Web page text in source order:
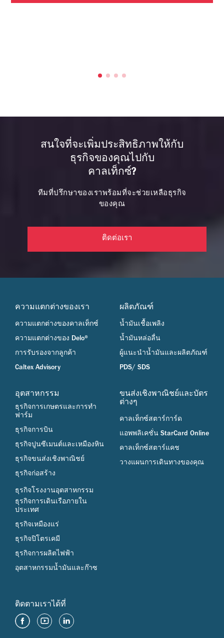
สนใจที่จะเพิ่มประสิทธิภาพให้กับ
ธุรกิจของคุณไปกับ
คาลเท็กซ์?
ทีมที่ปรึกษาของเราพร้อมที่จะช่วยเหลือธุรกิจ
ของคุณ
ติดต่อเรา
ความแตกต่างของเรา
ความแตกต่างของคาลเท็กซ์
ความแตกต่างของ Delo®
การรับรองจากลูกค้า
Caltex Advisory
อุตสาหกรรม
ธุรกิจการเกษตรและการทำ
ฟาร์ม
ธุรกิจการบิน
ธุรกิจปูนซีเมนต์และเหมืองหิน
ธุรกิจขนส่งเชิงพาณิชย์
ธุรกิจก่อสร้าง
ธุรกิจโรงงานอุตสาหกรรม
ธุรกิจการเดินเรือภายใน
ประเทศ
ธุรกิจเหมืองแร่
ธุรกิจปิโตรเคมี
ธุรกิจการผลิตไฟฟ้า
อุตสาหกรรมน้ำมันและก๊าซ
ผลิตภัณฑ์
น้ำมันเชื้อเพลิง
น้ำมันหล่อลื่น
ผู้แนะนำน้ำมันและผลิตภัณฑ์
PDS/ SDS
ขนส่งเชิงพาณิชย์และบัตร
ต่างๆ
คาลเท็กซ์สตาร์การ์ด
แอพพลิเคชั่น StarCard Online
คาลเท็กซ์สตาร์แคช
วางแผนการเดินทางของคุณ
ติดตามเราได้ที่